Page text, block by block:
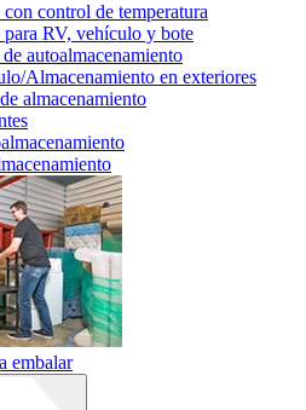
control de temperatura
RV, vehículo y bote
autoalmacenamiento
Almacenamiento en exteriores
almacenamiento
embalar